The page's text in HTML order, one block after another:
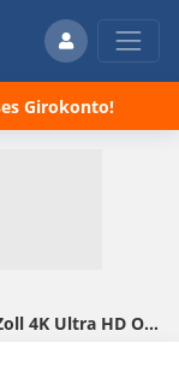
Girokonto!
für 2399 € (statt 2599 €)